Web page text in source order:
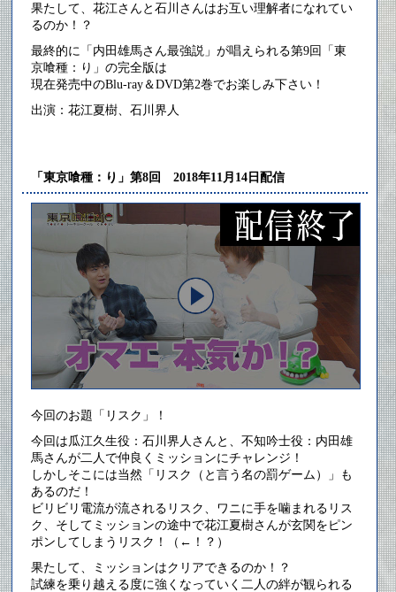
果たして、花江さんと石川さんはお互い理解者になれてい
るのか！？
最終的に「内田雄馬さん最強説」が唱えられる第9回「東
京喰種：り」の完全版は
現在発売中のBlu-ray＆DVD第2巻でお楽しみ下さい！
出演：花江夏樹、石川界人
「東京喰種：り」第8回 2018年11月14日配信
今回のお題「リスク」！
今回は瓜江久生役：石川界人さんと、不知吟士役：内田雄
馬さんが二人で仲良くミッションにチャレンジ！
しかしそこには当然「リスク（と言う名の罰ゲーム）」も
あるのだ！
ビリビリ電流が流されるリスク、ワニに手を噛まれるリス
ク、そしてミッションの途中で花江夏樹さんが玄関をピン
ポンしてしまうリスク！（←！？）
果たして、ミッションはクリアできるのか！？
試練を乗り越える度に強くなっていく二人の絆が観られる